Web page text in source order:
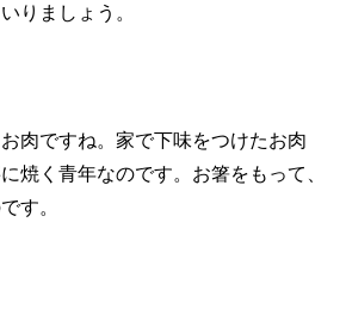
りましょう。
肉ですね。家で下味をつけたお肉
焼く青年なのです。お箸をもって、
す。